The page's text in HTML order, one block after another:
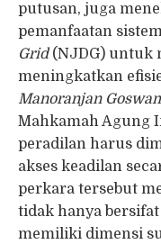
putusan, juga
pemanfaatan
Grid(NJDG) untuk
meningkatkan
Manoranjan
Mahkamah Agung
peradilan harus
akses keadilan
perkara tersebut
tidak hanya
memiliki dimensi